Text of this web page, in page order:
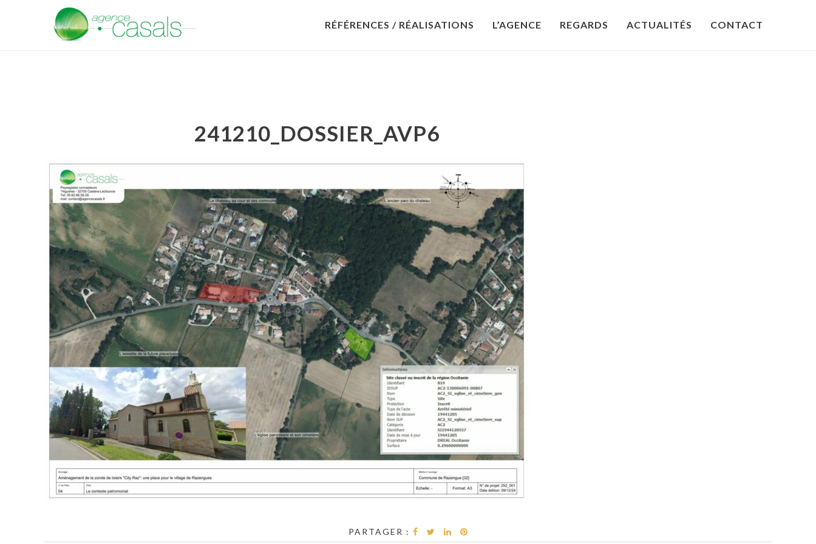
RÉFÉRENCES / RÉALISATIONS L’AGENCE REGARDS ACTUALITÉS CONTACT
241210_DOSSIER_AVP6
PARTAGER :